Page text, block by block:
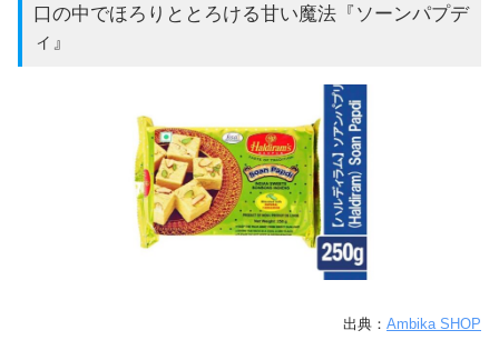
口の中でほろりととろける甘い魔法『ソーンパプデ
ィ』
出典： Ambika SHOP